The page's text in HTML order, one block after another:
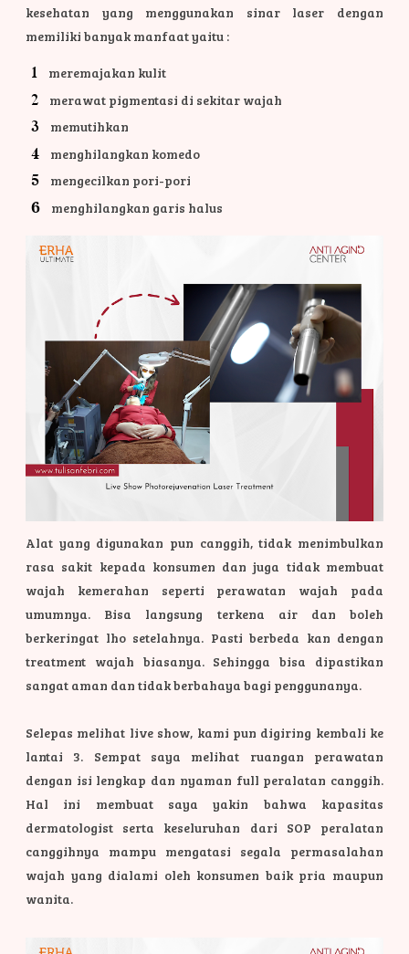
kesehatan yang menggunakan sinar laser dengan
memiliki banyak manfaat yaitu :
meremajakan kulit
merawat pigmentasi di sekitar wajah
memutihkan
menghilangkan komedo
mengecilkan pori-pori
menghilangkan garis halus
Alat yang digunakan pun canggih, tidak menimbulkan
rasa sakit kepada konsumen dan juga tidak membuat
wajah kemerahan seperti perawatan wajah pada
umumnya. Bisa langsung terkena air dan boleh
berkeringat lho setelahnya. Pasti berbeda kan dengan
treatment wajah biasanya. Sehingga bisa dipastikan
sangat aman dan tidak berbahaya bagi penggunanya.
Selepas melihat live show, kami pun digiring kembali ke
lantai 3. Sempat saya melihat ruangan perawatan
dengan isi lengkap dan nyaman full peralatan canggih.
Hal ini membuat saya yakin bahwa kapasitas
dermatologist serta keseluruhan dari SOP peralatan
canggihnya mampu mengatasi segala permasalahan
wajah yang dialami oleh konsumen baik pria maupun
wanita.